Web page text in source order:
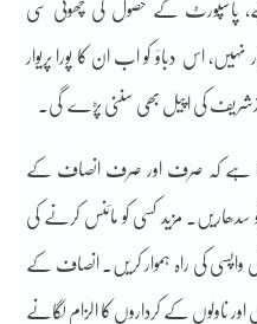
پاسپورٹ کے حصول کی چھوٹی سی
نہیں، اس دباؤ کو اب ان کا پورا پریوار
کی اپیل بھی سننی پڑے گی۔
ہے کہ صرف اور صرف انصاف کے
مزید کسی کو مائنس کرنے کی
کی راہ ہموار کریں۔ انصاف کے
ناولوں کے کرداروں کا الزام لگانے